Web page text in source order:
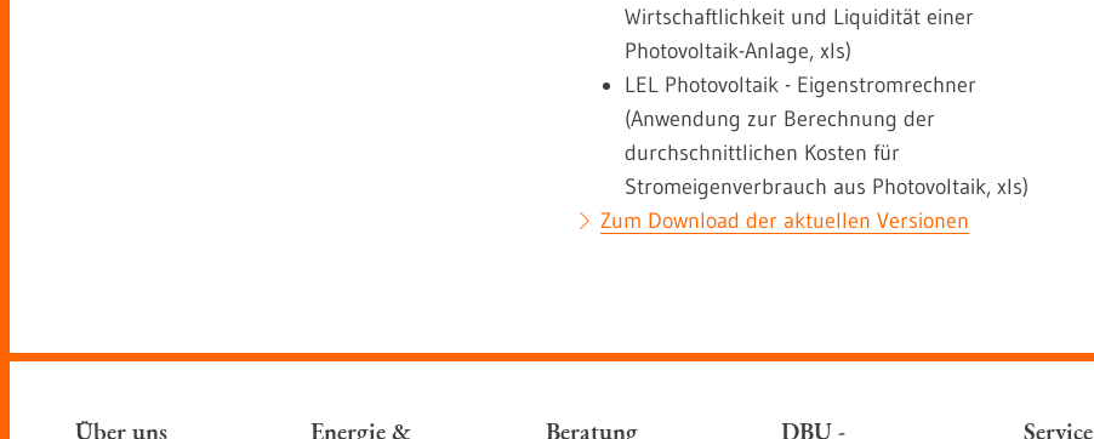
Wirtschaftlichkeit und Liquidität einer
Photovoltaik-Anlage, xls)
LEL Photovoltaik - Eigenstromrechner
(Anwendung zur Berechnung der
durchschnittlichen Kosten für
Stromeigenverbrauch aus Photovoltaik, xls)
Zum Download der aktuellen Versionen
Über uns
Energie &
Beratung
DBU -
Service